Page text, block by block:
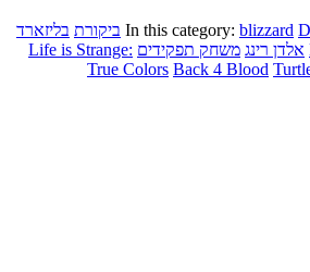
In this category: blizzard ביקורת בליזארד
אלדן רינג משחק תפקידים Life is Strange:
True Colors Back 4 Blood